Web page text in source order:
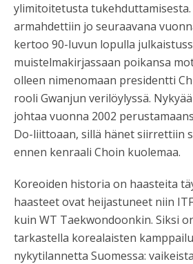
ylimitoitetusta
armahdettiin jo seuraavana
kertoo 90-luvun lopulla
muistelmakirjassaan poikansa
olleen nimenomaan presidentti
rooli Gwanjun verilöylyssä.
johtaa vuonna 2002
Do-liittoaan, sillä hänet siirrettiin
ennen kenraali Choin kuolemaa.
Koreoiden historia on haasteita
haasteet ovat heijastuneet niin
kuin WT Taekwondoonkin. Siksi
tarkastella korealaisten
nykytilannetta Suomessa: